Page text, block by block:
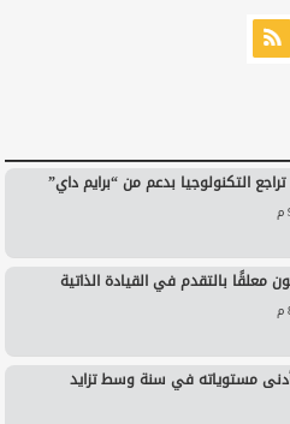
التكنولوجيا بدعم من “برايم داي”
معلقًا بالتقدم في القيادة الذاتية
أدنى مستوياته في سنة وسط تزايد